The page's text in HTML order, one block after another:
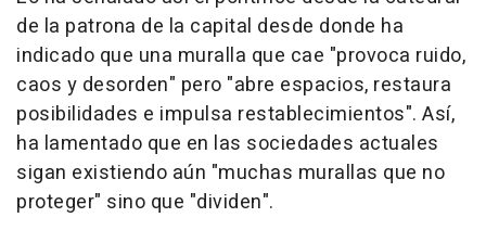
de la patrona de la capital desde donde ha
indicado que una muralla que cae "provoca ruido,
caos y desorden" pero "abre espacios, restaura
posibilidades e impulsa restablecimientos". Así,
ha lamentado que en las sociedades actuales
sigan existiendo aún "muchas murallas que no
proteger" sino que "dividen".